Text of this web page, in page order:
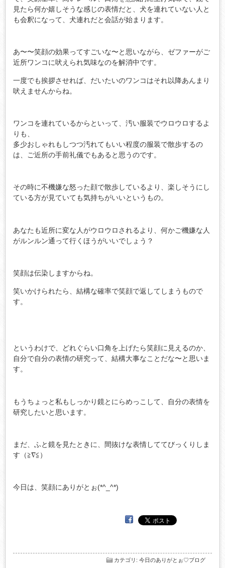
見たら何か嬉しそうな感じの表情だと、犬を連れていない人と
も会釈になって、犬連れだと会話が始まります。
あ〜〜笑顔の効果ってすごいな〜と思いながら、ゼファーがご
近所ワンコに吠えられ気味なのを解消中です。
一度でも挨拶させれば、だいたいのワンコはそれ以降あんまり
吠えませんからね。
ワンコを連れているからといって、汚い服装でウロウロするよ
りも、
多少おしゃれもしつつ汚れてもいい程度の服装で散歩するの
は、ご近所の手前礼儀でもあると思うのです。
その時に不機嫌な怒った顔で散歩しているより、楽しそうにし
ている方が見ていても気持ちがいいというもの。
あなたも近所に変な人がウロウロされるより、何かご機嫌な人
がルンルン通って行くほうがいいでしょう？
笑顔は伝染しますからね。
笑いかけられたら、結構な確率で笑顔で返してしまうもので
す。
というわけで、どれぐらい口角を上げたら笑顔に見えるのか、
自分で自分の表情の研究って、結構大事なことだな〜と思いま
す。
もうちょっと私もしっかり鏡とにらめっこして、自分の表情を
研究したいと思います。
まだ、ふと鏡を見たときに、間抜けな表情しててびっくりしま
す（≧∇≦）
今日は、笑顔にありがとぉ(*^_^*)
カテゴリ : 今日のありがとぉ♡ブログ